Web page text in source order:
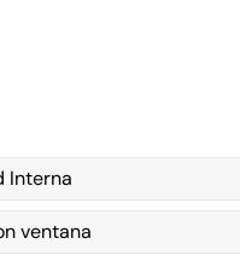
Interna
ventana